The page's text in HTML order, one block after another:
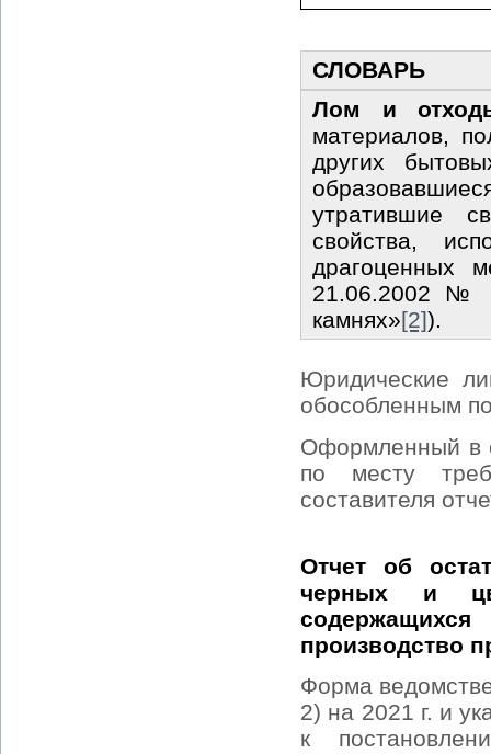
СЛОВАРЬ
Лом и
материалов,
других
утратившие
свойства,
драгоценных
21.06.2002 №
камнях»[2]).
Юридические
обособленным
Оформленный в
по месту
составителя
Отчет об
черных и
производство
Форма
2) на 2021 г. и
к